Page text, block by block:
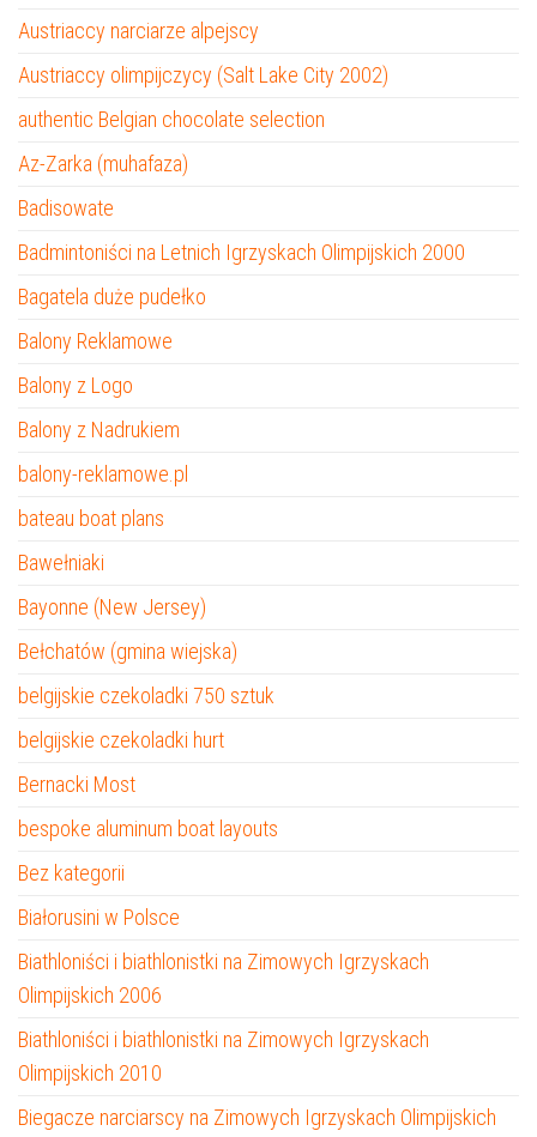
Austriaccy narciarze alpejscy
Austriaccy olimpijczycy (Salt Lake City 2002)
authentic Belgian chocolate selection
Az-Zarka (muhafaza)
Badisowate
Badmintoniści na Letnich Igrzyskach Olimpijskich 2000
Bagatela duże pudełko
Balony Reklamowe
Balony z Logo
Balony z Nadrukiem
balony-reklamowe.pl
bateau boat plans
Bawełniaki
Bayonne (New Jersey)
Bełchatów (gmina wiejska)
belgijskie czekoladki 750 sztuk
belgijskie czekoladki hurt
Bernacki Most
bespoke aluminum boat layouts
Bez kategorii
Białorusini w Polsce
Biathloniści i biathlonistki na Zimowych Igrzyskach
Olimpijskich 2006
Biathloniści i biathlonistki na Zimowych Igrzyskach
Olimpijskich 2010
Biegacze narciarscy na Zimowych Igrzyskach Olimpijskich